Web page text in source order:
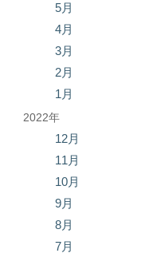
5月
4月
3月
2月
1月
2022年
12月
11月
10月
9月
8月
7月